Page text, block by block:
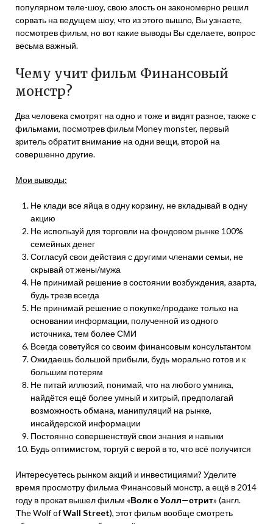
популярном теле-шоу, свою злость он закономерно решил
сорвать на ведущем шоу, что из этого вышло, Вы узнаете,
посмотрев фильм, но вот какие выводы Вы сделаете, вопрос
весьма важный.
Чему учит фильм Финансовый
монстр?
Два человека смотрят на одно и тоже и видят разное, также с
фильмами, посмотрев фильм Money monster, первый
зритель обратит внимание на одни вещи, второй на
совершенно другие.
Мои выводы:
Не клади все яйца в одну корзину, не вкладывай в одну
акцию
Не используй для торговли на фондовом рынке 100%
семейных денег
Согласуй свои действия с другими членами семьи, не
скрывай от жены/мужа
Не принимай решение в состоянии возбуждения, азарта,
будь трезв всегда
Не принимай решение о покупке/продаже только на
основании информации, полученной из одного
источника, тем более СМИ
Всегда советуйся со своим финансовым консультантом
Ожидаешь большой прибыли, будь морально готов и к
большим потерям
Не питай иллюзий, понимай, что на любого умника,
найдётся ещё более умный и хитрый, предполагай
возможность обмана, манипуляций на рынке,
инсайдерской информации
Постоянно совершенствуй свои знания и навыки
Будь оптимистом, торгуй с верой в то, что всё получится
Интересуетесь рынком акций и инвестициями? Уделите
время просмотру фильма Финансовый монстр, а ещё в 2014
году в прокат вышел фильм «ВолксУолл—стрит» (англ.
The Wolf ofWall Street), этот фильм вообще смотреть